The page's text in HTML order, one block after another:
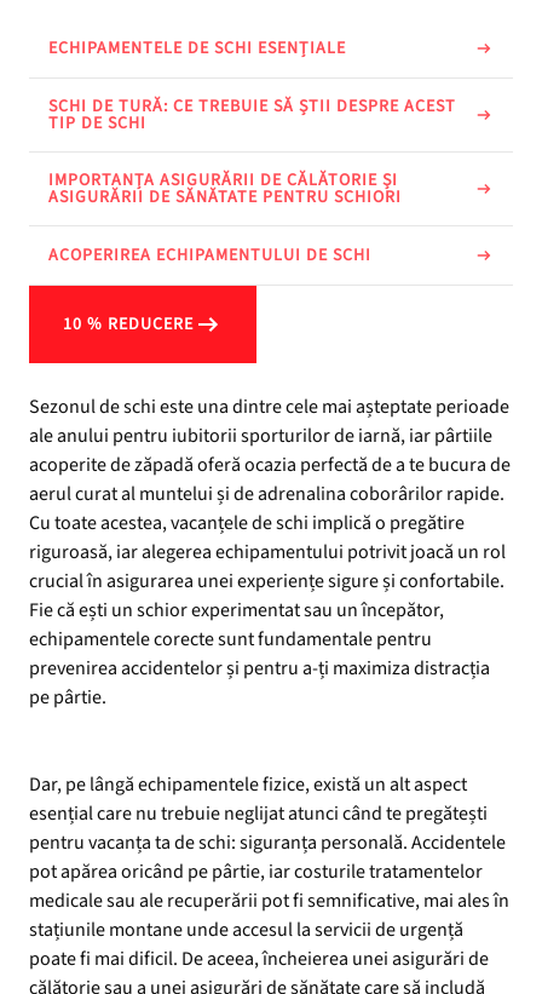
ECHIPAMENTELE DE SCHI ESENȚIALE
SCHI DE TURĂ: CE TREBUIE SĂ ȘTII DESPRE ACEST
TIP DE SCHI
IMPORTANȚA ASIGURĂRII DE CĂLĂTORIE ȘI
ASIGURĂRII DE SĂNĂTATE PENTRU SCHIORI
ACOPERIREA ECHIPAMENTULUI DE SCHI
10 % REDUCERE
Sezonul de schi este una dintre cele mai așteptate perioade
ale anului pentru iubitorii sporturilor de iarnă, iar pârtiile
acoperite de zăpadă oferă ocazia perfectă de a te bucura de
aerul curat al muntelui și de adrenalina coborârilor rapide.
Cu toate acestea, vacanțele de schi implică o pregătire
riguroasă, iar alegerea echipamentului potrivit joacă un rol
crucial în asigurarea unei experiențe sigure și confortabile.
Fie că ești un schior experimentat sau un începător,
echipamentele corecte sunt fundamentale pentru
prevenirea accidentelor și pentru a-ți maximiza distracția
pe pârtie.
Dar, pe lângă echipamentele fizice, există un alt aspect
esențial care nu trebuie neglijat atunci când te pregătești
pentru vacanța ta de schi: siguranța personală. Accidentele
pot apărea oricând pe pârtie, iar costurile tratamentelor
medicale sau ale recuperării pot fi semnificative, mai ales în
stațiunile montane unde accesul la servicii de urgență
poate fi mai dificil. De aceea, încheierea unei asigurări de
călătorie sau a unei asigurări de sănătate care să includă